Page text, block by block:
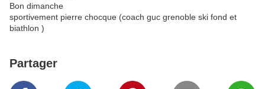
Bon dimanche
sportivement pierre chocque (coach guc grenoble ski fond et
biathlon )
Partager